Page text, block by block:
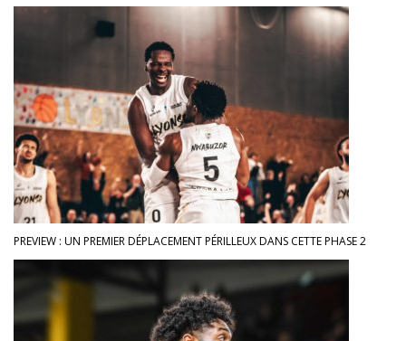
PREVIEW : UN PREMIER DÉPLACEMENT PÉRILLEUX DANS CETTE PHASE 2